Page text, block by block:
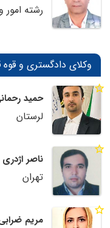
رشته
وکلای دادگستری و قوه
حمید
لرستان
ناصر اژدری
تهران
مریم